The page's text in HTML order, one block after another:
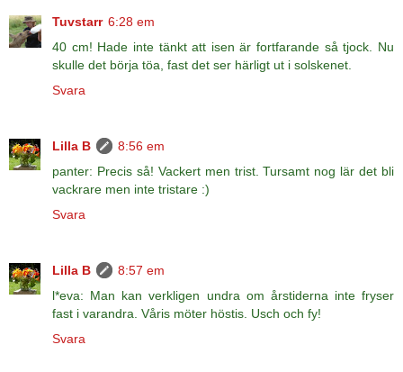
Tuvstarr 6:28 em
40 cm! Hade inte tänkt att isen är fortfarande så tjock. Nu
skulle det börja töa, fast det ser härligt ut i solskenet.
Svara
Lilla B
8:56 em
panter: Precis så! Vackert men trist. Tursamt nog lär det bli
vackrare men inte tristare :)
Svara
Lilla B
8:57 em
l*eva: Man kan verkligen undra om årstiderna inte fryser
fast i varandra. Våris möter höstis. Usch och fy!
Svara